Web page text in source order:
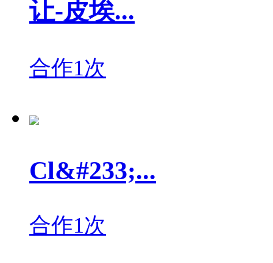
让-皮埃...
合作1次
Cl&#233;...
合作1次